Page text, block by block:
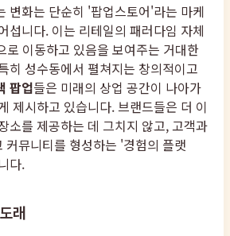
변화는 단순히 '팝업스토어'라는 마케
섭니다. 이는 리테일의 패러다임 자체
이동하고 있음을 보여주는 거대한
히 성수동에서 펼쳐지는 창의적이고
팝업들은 미래의 상업 공간이 나아가
제시하고 있습니다. 브랜드들은 더 이
소를 제공하는 데 그치지 않고, 고객과
커뮤니티를 형성하는 '경험의 플랫
다.
래